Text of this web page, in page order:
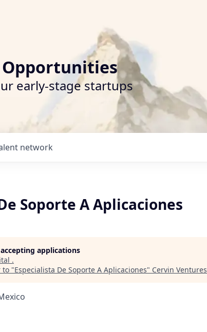
Opportunities
early-stage startups
network
Soporte A Aplicaciones
applications
.
to "Especialista De Soporte A Aplicaciones" Cervin Ventures